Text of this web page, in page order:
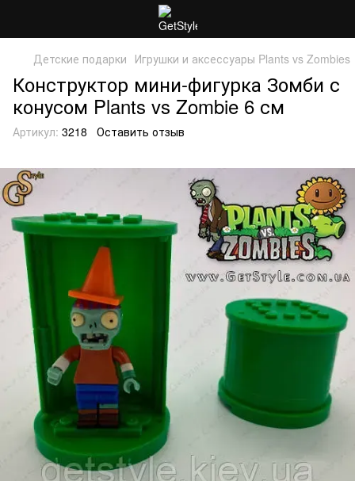
Детские подарки Игрушки и аксессуары Plants vs Zombies
Конструктор мини-фигурка Зомби с
конусом Plants vs Zombie 6 см
Артикул: 3218 Оставить отзыв